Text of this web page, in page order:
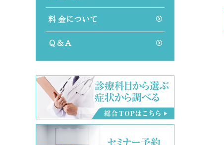
料 金について
Ｑ＆Ａ